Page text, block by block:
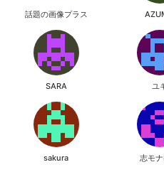
話題の画像プラス
SARA ユ
sakura 志モ